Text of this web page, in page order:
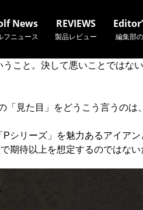
News
フニュース
REVIEWS
製品レビュー 編集部
こと。決して悪いことではな
「見た目」をどうこう言うのは
シリーズ」を魅力あるアイア
期待以上を想定するのではない